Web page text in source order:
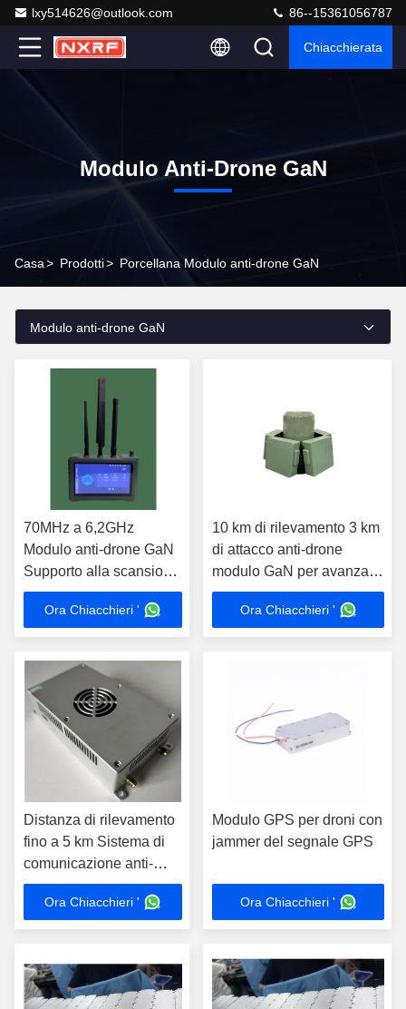
lxy514626@outlook.com 86--15361056787
Chiacchierata
Modulo Anti-Drone GaN
Casa> Prodotti> Porcellana Modulo anti-drone GaN
Modulo anti-drone GaN
70MHz a 6,2GHz
Modulo anti-drone GaN
Supporto alla scansione
e al riconoscimento
dello spettro Tecnologia
avanzata
Ora Chiacchieri '
10 km di rilevamento 3 km
di attacco anti-drone
modulo GaN per avanzato
mobile UAV rilevamento e
contromisure
Ora Chiacchieri '
Distanza di rilevamento
fino a 5 km Sistema di
comunicazione anti-
interferenze FuryLink
Potenza di uscita
personalizzabile
Ora Chiacchieri '
Modulo GPS per droni con
jammer del segnale GPS
Ora Chiacchieri '